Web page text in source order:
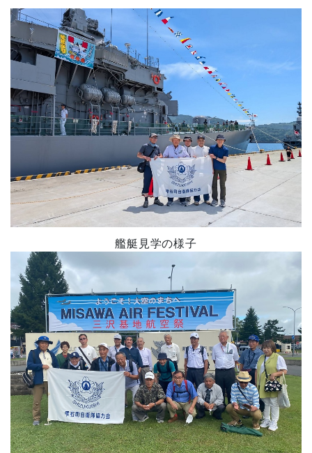
艦艇見学の様子